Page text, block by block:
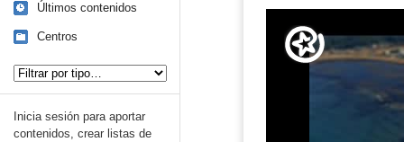
Últimos contenidos
Centros
Inicia sesión para aportar
contenidos, crear listas de